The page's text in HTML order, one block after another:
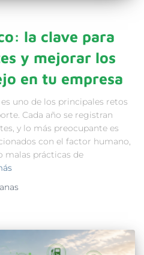
la clave para
y mejorar los
en tu empresa
uno de los principales retos
Cada año se registran
y lo más preocupante es
con el factor humano,
malas prácticas de